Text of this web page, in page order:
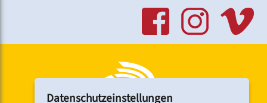
Datenschutzeinstellungen